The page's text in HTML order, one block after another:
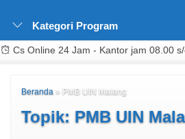
Kategori Program
Cs Online 24 Jam - Kantor jam 08.00
Beranda » PMB UIN Malang
Topik: PMB UIN